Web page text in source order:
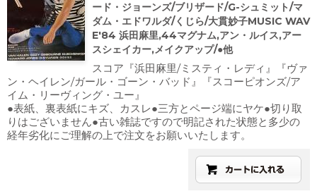
ード・ジョーンズ/ブリザード/G-シュミット/マ
ダム・エドワルダ/くじら/大貫妙子MUSIC WAV
E'84 浜田麻里,44マグナム,アン・ルイス,アー
スシェイカー,メイクアップ/●他
スコア『浜田麻里/ミスティ・レディ』『ヴァ
ン・ヘイレン/ガール・ゴーン・バッド』『スコーピオンズ/ア
イム・リーヴィング・ユー』
●表紙、裏表紙にキズ、カスレ●三方とページ端にヤケ●切り取
りはございません●古い雑誌ですので明記された状態と多少の
経年劣化にご理解の上で注文をお願いいたします。